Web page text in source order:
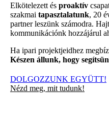
Elkötelezett és proaktív
szakmai tapasztalatunk, 20
partner leszünk számodra.
kommunikációnk hozzájárul
Ha ipari projektjeidhez
Készen állunk, hogy
DOLGOZZUNK EGYÜTT!
Nézd meg, mit tudunk!